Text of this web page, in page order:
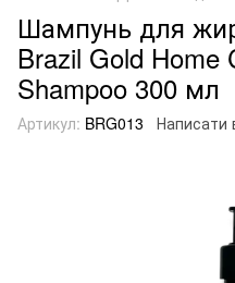
Шампунь для
Brazil Gold Home
Shampoo 300 мл
Артикул: BRG013 Написати